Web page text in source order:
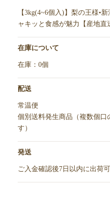
【3kg(4~6個入)】梨の王様•
ャキッと食感が魅力【産地直
在庫について
在庫：0個
配送
常温便
個別送料発生商品（複数個口
す）
発送
ご入金確認後7日以内に出荷